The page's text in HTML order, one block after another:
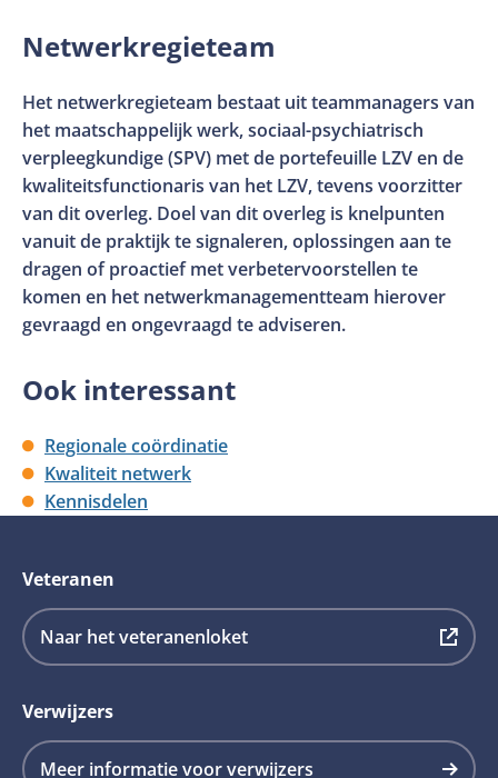
Netwerkregieteam
Het netwerkregieteam bestaat uit teammanagers van
het maatschappelijk werk, sociaal-psychiatrisch
verpleegkundige (SPV) met de portefeuille LZV en de
kwaliteitsfunctionaris van het LZV, tevens voorzitter
van dit overleg. Doel van dit overleg is knelpunten
vanuit de praktijk te signaleren, oplossingen aan te
dragen of proactief met verbetervoorstellen te
komen en het netwerkmanagementteam hierover
gevraagd en ongevraagd te adviseren.
Ook interessant
Regionale coördinatie
Kwaliteit netwerk
Kennisdelen
Veteranen
Naar het veteranenloket
Deze
link
opent
een
Verwijzers
Meer informatie voor verwijzers